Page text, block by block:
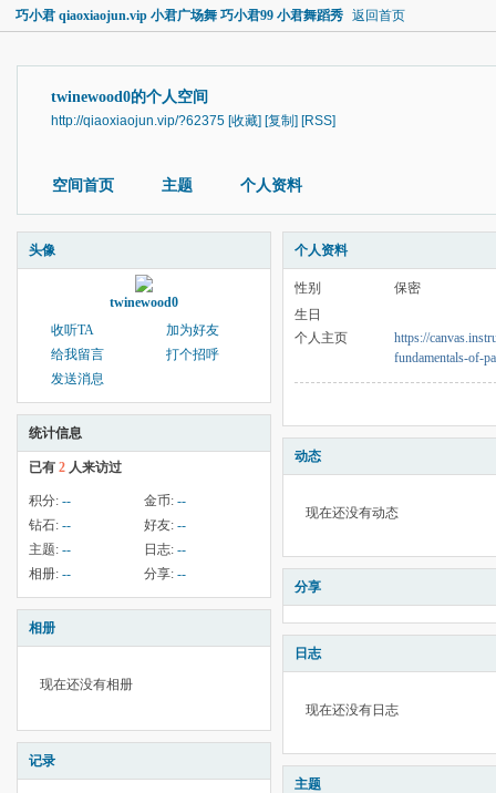
巧小君 qiaoxiaojun.vip 小君广场舞 巧小君99 小君舞蹈秀 返回首页
twinewood0的个人空间
http://qiaoxiaojun.vip/?62375 [收藏] [复制] [RSS]
空间首页 主题 个人资料
头像
twinewood0
收听TA
加为好友
给我留言
打个招呼
发送消息
统计信息
已有 2 人来访过
积分: -- 金币: --
钻石: -- 好友: --
主题: -- 日志: --
相册: -- 分享: --
相册
现在还没有相册
记录
个人资料
性别
保密
生日
个人主页
https://
fundamentals-of-
动态
现在还没有动态
分享
日志
现在还没有日志
主题